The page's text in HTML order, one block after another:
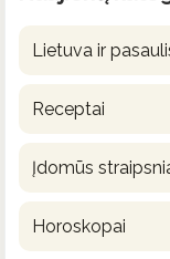
Lietuva ir
Receptai
Įdomūs
Horoskopai